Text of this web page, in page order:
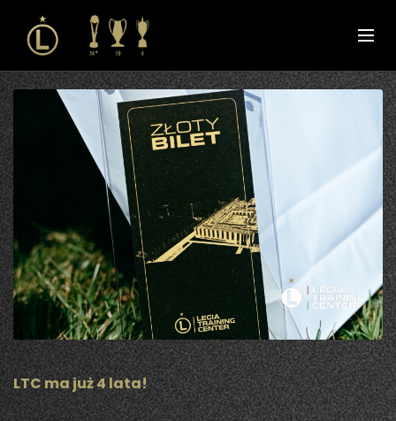
LTC ma już 4 lata!